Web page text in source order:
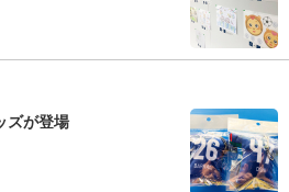
ズが登場